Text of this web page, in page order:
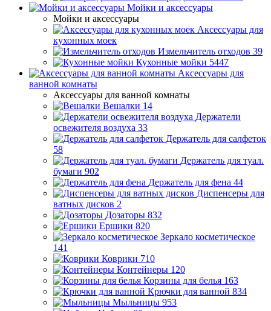
Мойки и аксессуары
Мойки и аксессуары
Аксессуары для
кухонных моек
Измельчитель отходов 39
Кухонные мойки 5447
Аксессуары для
ванной комнаты
Аксессуары для ванной комнаты
Вешалки 14
Держатели
освежителя воздуха 33
Держатель для салфеток
58
Держатель для туал.
бумаги 902
Держатель для фена 44
Диспенсеры для
ватных дисков 2
Дозаторы 832
Ершики 820
Зеркало косметическое
141
Коврики 710
Контейнеры 120
Корзины для белья 163
Крючки для ванной 834
Мыльницы 953